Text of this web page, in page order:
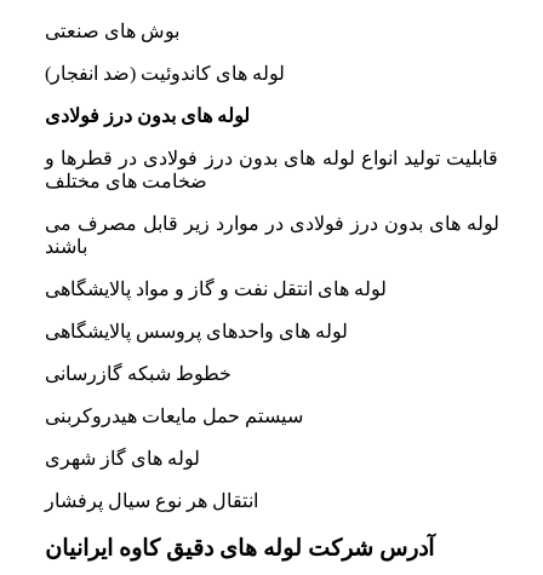
بوش های صنعتی
لوله های کاندوئیت (ضد انفجار)
لوله های بدون درز فولادی
قابلیت تولید انواع لوله های بدون درز فولادی در قطرها و
ضخامت های مختلف
لوله های بدون درز فولادی در موارد زیر قابل مصرف می
باشند
لوله های انتقل نفت و گاز و مواد پالایشگاهی
لوله های واحدهای پروسس پالایشگاهی
خطوط شبکه گازرسانی
سیستم حمل مایعات هیدروکربنی
لوله های گاز شهری
انتقال هر نوع سیال پرفشار
آدرس شرکت لوله های دقیق کاوه ایرانیان